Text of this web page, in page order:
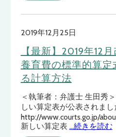
2019年12月25日
【最新】2019年12
養育費の標準的算定
る計算方法
＜執筆者：弁護士 生田秀
しい算定表が公表されまし
http://www.courts.go.jp/
新しい算定表 …続きを読む